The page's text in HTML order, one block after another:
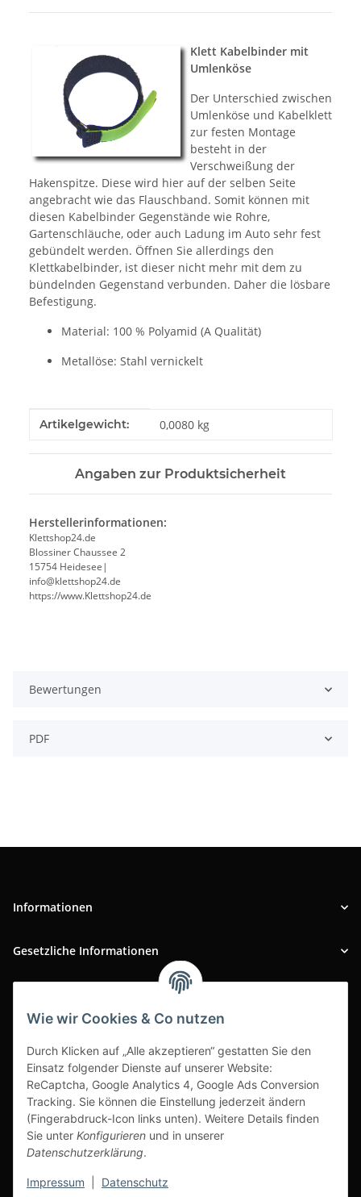
Wie wir Cookies & Co nutzen
Durch Klicken auf „Alle akzeptieren“ gestatten Sie den
Einsatz folgender Dienste auf unserer Website:
ReCaptcha, Google Analytics 4, Google Ads Conversion
Tracking. Sie können die Einstellung jederzeit ändern
(Fingerabdruck-Icon links unten). Weitere Details finden
Sie unter Konfigurieren und in unserer
Datenschutzerklärung.
Impressum Datenschutz
Klett Kabelbinder mit
Umlenköse
Der Unterschied zwischen
Umlenköse und Kabelklett
zur festen Montage
besteht in der
Verschweißung der
Hakenspitze. Diese wird hier auf der selben Seite
angebracht wie das Flauschband. Somit können mit
diesen Kabelbinder Gegenstände wie Rohre,
Gartenschläuche, oder auch Ladung im Auto sehr fest
gebündelt werden. Öffnen Sie allerdings den
Klettkabelbinder, ist dieser nicht mehr mit dem zu
bündelnden Gegenstand verbunden. Daher die lösbare
Befestigung.
Material: 100 % Polyamid (A Qualität)
Metallöse: Stahl vernickelt
Produkteigenschaft
Wert
Artikelgewicht: 0,0080 kg
Angaben zur Produktsicherheit
Herstellerinformationen:
Klettshop24.de
Blossiner Chaussee 2
15754 Heidesee|
info@klettshop24.de
https://www.Klettshop24.de
Bewertungen
PDF
Informationen
Gesetzliche Informationen